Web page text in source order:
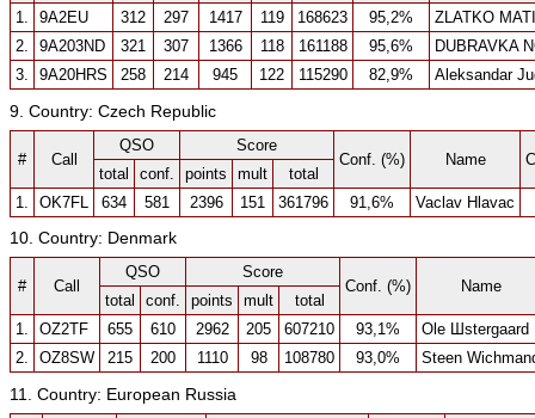
1.
9A2EU 312 297 1417 119 168623 95,2%
ZLATKO
2.
9A203ND 321 307 1366 118 161188 95,6%
DUBRAVKA
3.
9A20HRS 258 214 945 122 115290 82,9% Aleksandar
9. Country: Czech Republic
# Call
QSO
Score
Conf. (%)
Name
total
conf. points mult
total
1.
OK7FL 634 581 2396 151 361796 91,6% Vaclav Hlavac
10. Country: Denmark
# Call
QSO
Score
Conf. (%)
Name
total
conf. points mult
total
1.
OZ2TF 655 610 2962 205 607210 93,1%
Ole Шstergaard
2.
OZ8SW 215 200 1110 98 108780 93,0% Steen
11. Country: European Russia